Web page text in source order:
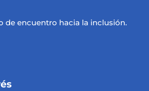
de encuentro hacia la inclusión.